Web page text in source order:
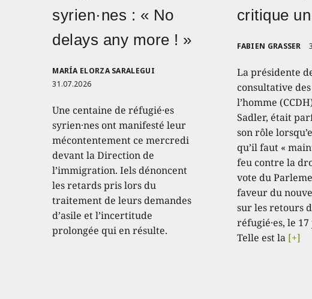
syrien·nes : « No
delays any more ! »
MARÍA ELORZA SARALEGUI
31.07.2026
Une centaine de réfugié·es
syrien·nes ont manifesté leur
mécontentement ce mercredi
devant la Direction de
l’immigration. Iels dénoncent
les retards pris lors du
traitement de leurs demandes
d’asile et l’incertitude
prolongée qui en résulte.
critique
FABIEN GRASSER
La présidente
consultative
l’homme
Sadler, était
son rôle
qu’il faut «
feu contre la
vote du
faveur du
sur les retours
réfugié·es, le
Telle est la [+]